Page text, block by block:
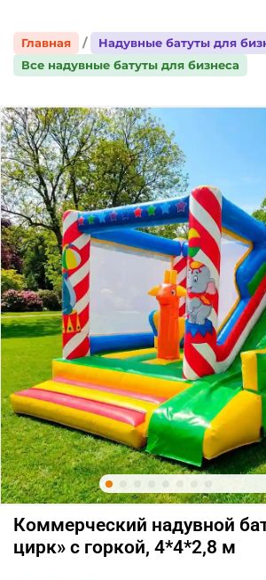
Главная
Надувные батуты для
Все надувные батуты для бизнеса
Коммерческий надувной
цирк» с горкой, 4*4*2,8 м